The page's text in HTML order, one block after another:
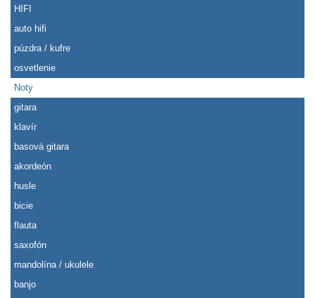
HIFI
auto hifi
púzdra / kufre
osvetlenie
Noty
gitara
klavír
basová gitara
akordeón
husle
bicie
flauta
saxofón
mandolína / ukulele
banjo